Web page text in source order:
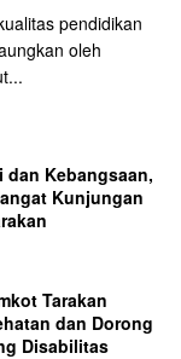
pendidikan
oleh
dan Kebangsaan,
Kunjungan
Tarakan
dan Dorong
Disabilitas